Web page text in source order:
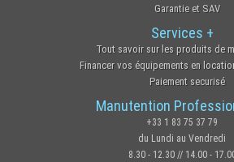
Garantie et SAV
Services +
Tout savoir sur les produits de
Financer vos équipements en
Paiement securisé
Manutention
+33 1 83 75 37 79
du Lundi au Vendredi
8.30 - 12.30 // 14.00 -